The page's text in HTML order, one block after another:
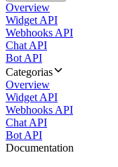
Overview
Widget API
Webhooks API
Chat API
Bot API
Categorias
Overview
Widget API
Webhooks API
Chat API
Bot API
Documentation